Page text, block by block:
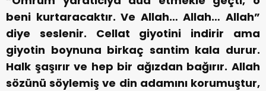
beni kurtaracaktır. Ve Allah… Allah… Allah”
diye seslenir. Cellat giyotini indirir ama
giyotin boynuna birkaç santim kala durur.
Halk şaşırır ve hep bir ağızdan bağırır. Allah
sözünü söylemiş ve din adamını korumuştur,